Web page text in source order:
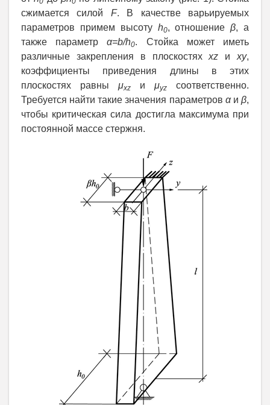
сжимается силой F. В качестве варьируемых
параметров примем высоту h0, отношениеβ, а
также параметрα=b/h0. Стойка может иметь
различные закрепления в плоскостяхxz иxy,
коэффициенты приведения длины в этих
плоскостях равны μxz и μyz
соответственно.
Требуется найти такие значения параметров αиβ,
чтобы критическая сила достигла максимума при
постоянной массе стержня.